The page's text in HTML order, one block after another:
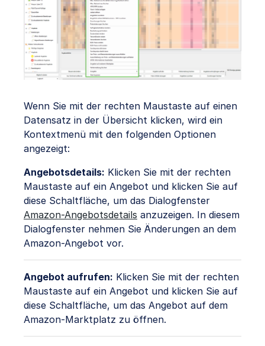
Wenn Sie mit der rechten Maustaste auf einen
Datensatz in der Übersicht klicken, wird ein
Kontextmenü mit den folgenden Optionen
angezeigt:
Angebotsdetails: Klicken Sie mit der rechten
Maustaste auf ein Angebot und klicken Sie auf
diese Schaltfläche, um das Dialogfenster
Amazon-Angebotsdetails anzuzeigen. In diesem
Dialogfenster nehmen Sie Änderungen an dem
Amazon-Angebot vor.
Angebot aufrufen: Klicken Sie mit der rechten
Maustaste auf ein Angebot und klicken Sie auf
diese Schaltfläche, um das Angebot auf dem
Amazon-Marktplatz zu öffnen.